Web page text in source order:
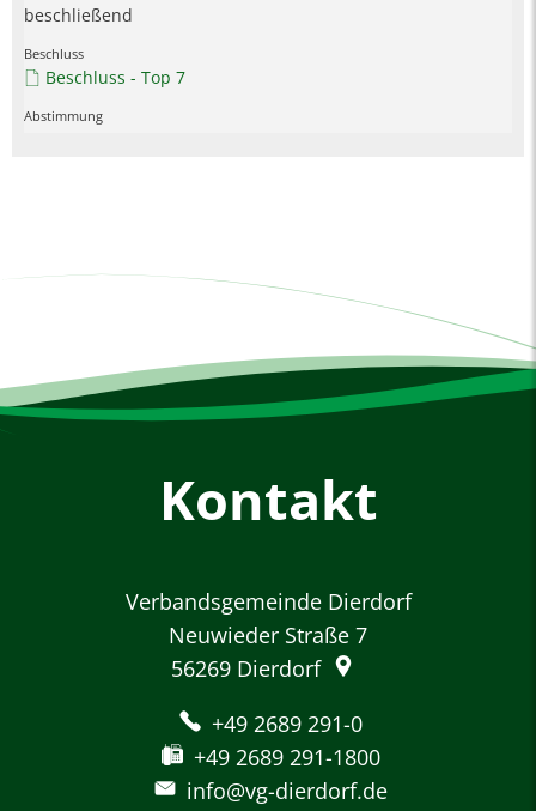
beschließend
Beschluss - Top 7
Kontakt
Verbandsgemeinde Dierdorf
Neuwieder Straße 7
56269 Dierdorf
+49 2689 291-0
+49 2689 291-1800
info@vg-dierdorf.de